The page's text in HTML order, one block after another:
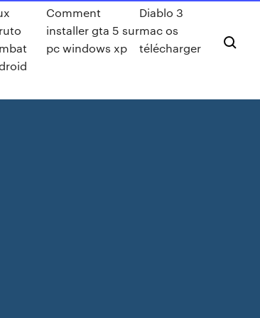
Comment
installer gta 5 sur
pc windows xp
Diablo 3
mac os
télécharger